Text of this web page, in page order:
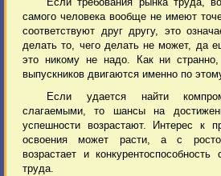
самого человека вообще не имеют
соответствуют друг другу, это
делать то, чего делать не может, да
это никому не надо. Как ни
выпускников двигаются именно по
Если удается найти
слагаемыми, то шансы на
успешности возрастают. Интерес к
освоения может расти, а с
возрастает и
труда.